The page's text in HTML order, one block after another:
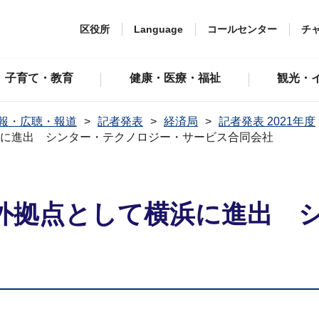
区役所 Language コールセンター チ
子育て・教育 健康・医療・福祉 観光・
・広聴・報道 記者発表 経済局
記者発表 2021年度
進出 シンター・テクノロジー・サービス合同会社
拠点として横浜に進出